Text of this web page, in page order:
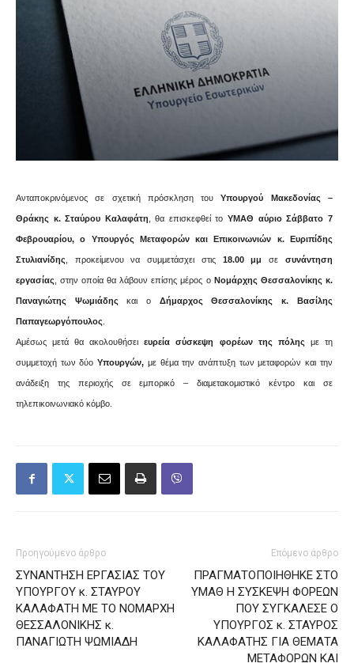
Ανταποκρινόμενος σε σχετική πρόσκληση τουΥπουργού Μακεδονίας –
Θράκης κ. Σταύρου Καλαφάτη , θα επισκεφθεί τοΥΜΑΘ αύριο Σάββατο 7
Φεβρουαρίου, ο Υπουργός Μεταφορών και Επικοινωνιών κ. Ευριπίδης
Στυλιανίδης , προκείμενου να συμμετάσχει στις 18.00 μμ σε συνάντηση
εργασίας , στην οποία θα λάβουν επίσης μέρος ο Νομάρχης Θεσσαλονίκης κ.
Παναγιώτης Ψωμιάδης και ο Δήμαρχος Θεσσαλονίκης κ. Βασίλης
Παπαγεωργόπουλος
Αμέσως μετά θα ακολουθήσειευρεία σύσκεψη φορέων της πόλης με τη
συμμετοχή των δύο Υπουργών, με θέμα την ανάπτυξη των μεταφορών και την
ανάδειξη της περιοχής σε εμπορικό – διαμετακομιστικό κέντρο και σε
τηλεπικοινωνιακό κόμβο.
Προηγούμενο άρθρο
ΣΥΝΑΝΤΗΣΗ ΕΡΓΑΣΙΑΣ ΤΟΥ
ΥΠΟΥΡΓΟΥ κ. ΣΤΑΥΡΟΥ
ΚΑΛΑΦΑΤΗ ΜΕ ΤΟ ΝΟΜΑΡΧΗ
ΘΕΣΣΑΛΟΝΙΚΗΣ κ.
ΠΑΝΑΓΙΩΤΗ ΨΩΜΙΑΔΗ
Επόμενο άρθρο
ΠΡΑΓΜΑΤΟΠΟΙΗΘΗΚΕ ΣΤΟ
ΥΜΑΘ Η ΣΥΣΚΕΨΗ ΦΟΡΕΩΝ
ΠΟΥ ΣΥΓΚΑΛΕΣΕ Ο
ΥΠΟΥΡΓΟΣ κ. ΣΤΑΥΡΟΣ
ΚΑΛΑΦΑΤΗΣ ΓΙΑ ΘΕΜΑΤΑ
ΜΕΤΑΦΟΡΩΝ ΚΑΙ